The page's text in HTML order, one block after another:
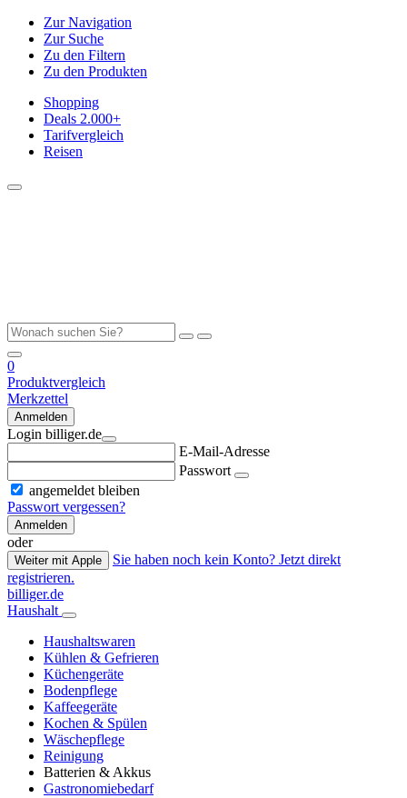
Zur Navigation
Zur Suche
Zu den Filtern
Zu den Produkten
Shopping
Deals 2.000+
Tarifvergleich
Reisen
0
Produktvergleich
Merkzettel
Anmelden
Login billiger.de
E-Mail-Adresse
Passwort
angemeldet bleiben
Passwort vergessen?
Anmelden
oder
Weiter mit Apple
Sie haben noch kein Konto? Jetzt direkt
registrieren.
billiger.de
Haushalt
Haushaltswaren
Kühlen & Gefrieren
Küchengeräte
Bodenpflege
Kaffeegeräte
Kochen & Spülen
Wäschepflege
Reinigung
Batterien & Akkus
Gastronomiebedarf